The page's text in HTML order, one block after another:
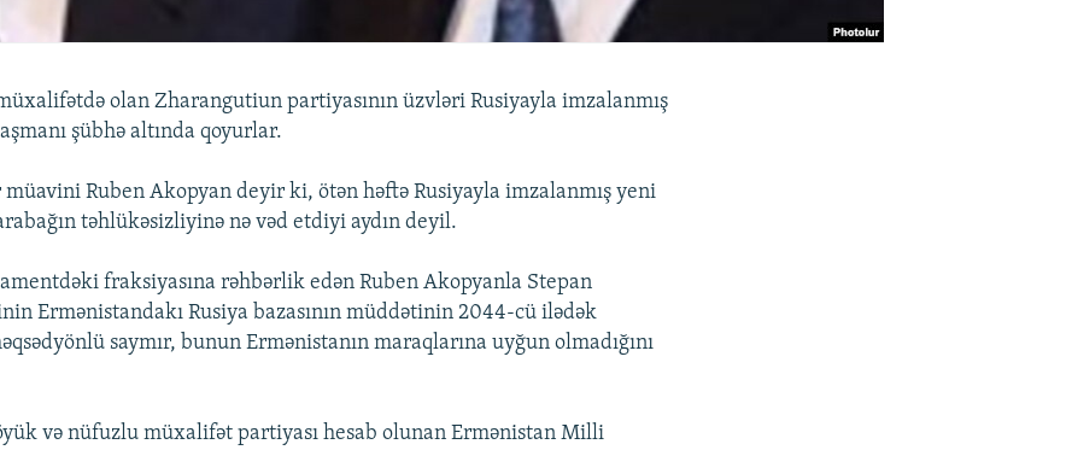
olan Zharangutiun partiyasının üzvləri Rusiyayla imzalanmış
şübhə altında qoyurlar.
müavini Ruben Akopyan deyir ki, ötən həftə Rusiyayla imzalanmış yeni
təhlükəsizliyinə nə vəd etdiyi aydın deyil.
fraksiyasına rəhbərlik edən Ruben Akopyanla Stepan
Ermənistandakı Rusiya bazasının müddətinin 2044-cü ilədək
saymır, bunun Ermənistanın maraqlarına uyğun olmadığını
və nüfuzlu müxalifət partiyası hesab olunan Ermənistan Milli